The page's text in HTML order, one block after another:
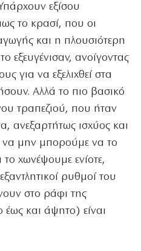
Υπάρχουν εξίσου
το κρασί, που οι
και η πλουσιότερη
εξευγένισαν, ανοίγοντας
για να εξελιχθεί στα
Αλλά το πιο βασικό
τραπεζιού, που ήταν
ανεξαρτήτως ισχύος και
να μην μπορούμε να το
χωνέψουμε ενίοτε,
ρυθμοί του
στο ράφι της
και άψητο) είναι